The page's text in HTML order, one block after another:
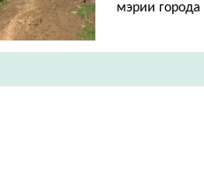
мэрии